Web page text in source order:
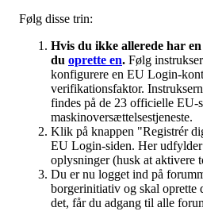
Følg disse trin:
Hvis du ikke allerede har
du oprette en. Følg
konfigurere en EU Login-
verifikationsfaktor.
findes på de 23 officielle EU-
maskinoversættelsestjeneste.
Klik på knappen "Registrér
EU Login-siden. Her
oplysninger (husk at aktivere
Du er nu logget ind på
borgerinitiativ og skal
det, får du adgang til alle